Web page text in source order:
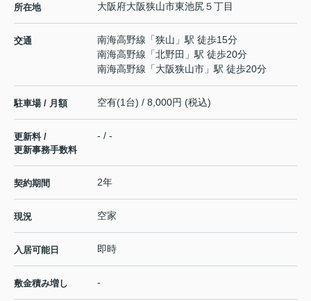
所在地 大阪府大阪狭山市東池尻５丁目
交通 南海高野線 「狭山 」駅 徒歩15分
南海高野線 「北野田 」駅 徒歩20分
南海高野線 「大阪狭山市 」駅 徒歩20分
駐車場 / 月額 空有(1台) / 8,000円 (税込)
更新料 /
更新事務手数料
- / -
契約期間 2年
現況 空家
入居可能日 即時
敷金積み増し -